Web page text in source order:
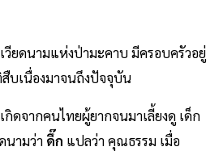
วียดนามแห่งป่ามะคาบ มีครอบครัวอยู่
บเนื่องมาจนถึงปัจจุบัน
กิดจากคนไทยผู้ยากจนมาเลี้ยงดู เด็ก
นามว่า ดึ๊ก แปลว่า คุณธรรม เมื่อ